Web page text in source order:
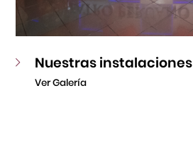
Nuestras instalaciones
Ver Galería